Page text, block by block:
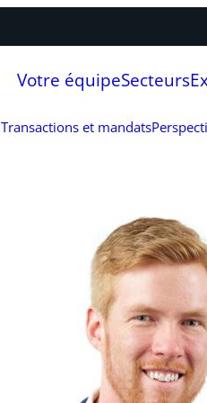
Votre équipeSecteurs
Transactions et mandats